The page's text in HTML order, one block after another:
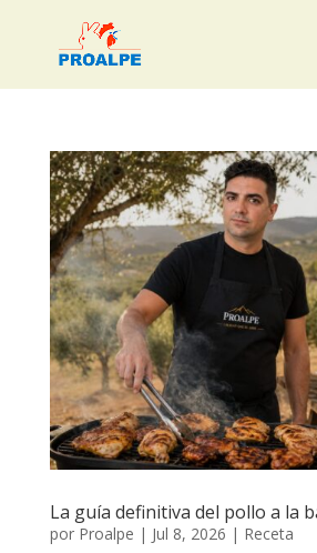
La guía definitiva del pollo a la
por Proalpe | Jul 8, 2026 | Receta